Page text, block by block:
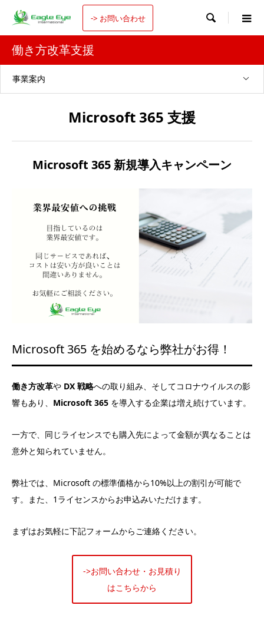
-> お問い合わせ 
働き方改革支援
事業案内
Microsoft 365 支援
Microsoft 365 新規導入キャンペーン
Microsoft 365 を始めるなら弊社がお得！
働き方改革や DX 戦略への取り組み、そしてコロナウイルスの影
響もあり、 Microsoft 365 を導入する企業は増え続けています。
一方で、同じライセンスでも購入先によって金額が異なることは
意外と知られていません。
弊社では、Microsoft の標準価格から10%以上の割引が可能で
す。また、1ライセンスからお申込みいただけます。
まずはお気軽に下記フォームからご連絡ください。
->お問い合わせ・お見積り
はこちらから